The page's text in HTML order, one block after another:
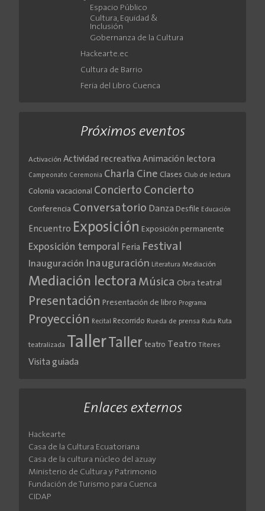
Espacio Público
Cultura, Equidad &
Inclusión
Gobernanza de la Cultura
Hackearte.ec
Cultura de Barrio
Feria del Libro Cuenca
Próximos eventos
Activación Actividad recreativa Animación lectora
Campeonato Ceremonia Charla Cine Clases Club de lectura
Colonia vacacional Concierto Concierto
Conferencia Conversatorio Danza Desfile Educación
Encuentro Exposición Exposición permanente
Exposición temporal Feria Festival
Inauguración Inauguración Literatura Mediación
Mediación lectora Música Obra teatral
Presentación Presentación de libro Programa
Proyección Recital Recorrido Rueda de prensa Ruta Ruta
teatralizada Taller Taller teatro Teatro Títeres
Visita guiada
Enlaces externos
Hackearte
Casa de la Cultura Ecuatoriana
Casa de la cultura núcleo del azuay
Ministerio de Cultura y Patrimonio
Fundación de Turismo para Cuenca
CIDAP